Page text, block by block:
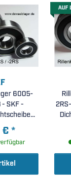
6005-
- SKF -
C3 (
)
€ *
AUF